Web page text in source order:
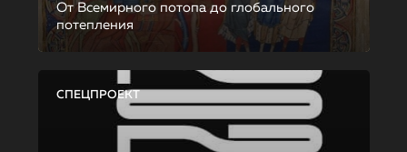
От Всемирного потопа до глобального
потепления
СПЕЦПРОЕКТ